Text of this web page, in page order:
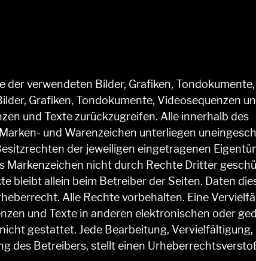
verwendeten Bilder, Grafiken, Tondokumente,
Grafiken, Tondokumente, Videosequenzen
und Texte zurückzugreifen. Alle innerhalb des
und Warenzeichen unterliegen
der jeweiligen eingetragenen
Markenzeichen nicht durch Rechte Dritter
bleibt allein beim Betreiber der Seiten. Daten
Alle Rechte vorbehalten. Eine
und Texte in anderen elektronischen oder
gestattet. Jede Bearbeitung,
des Betreibers, stellt einen